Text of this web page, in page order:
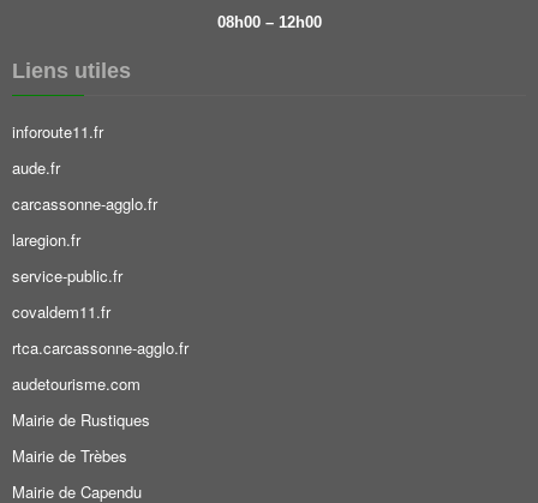
08h00 – 12h00
Liens utiles
inforoute11.fr
aude.fr
carcassonne-agglo.fr
laregion.fr
service-public.fr
covaldem11.fr
rtca.carcassonne-agglo.fr
audetourisme.com
Mairie de Rustiques
Mairie de Trèbes
Mairie de Capendu